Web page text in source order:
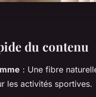
du contenu
: Une fibre
les activités sportives.